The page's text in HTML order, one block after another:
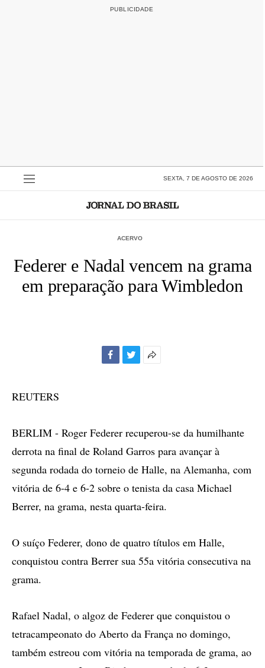
SEXTA, 7 DE AGOSTO DE 2026
ACERVO
Federer e Nadal vencem na grama
em preparação para Wimbledon
REUTERS
BERLIM - Roger Federer recuperou-se da humilhante
derrota na final de Roland Garros para avançar à
segunda rodada do torneio de Halle, na Alemanha, com
vitória de 6-4 e 6-2 sobre o tenista da casa Michael
Berrer, na grama, nesta quarta-feira.
O suíço Federer, dono de quatro títulos em Halle,
conquistou contra Berrer sua 55a vitória consecutiva na
grama.
Rafael Nadal, o algoz de Federer que conquistou o
tetracampeonato do Aberto da França no domingo,
também estreou com vitória na temporada de grama, ao